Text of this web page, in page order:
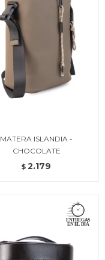
MATERA ISLANDIA -
CHOCOLATE
$ 2.179